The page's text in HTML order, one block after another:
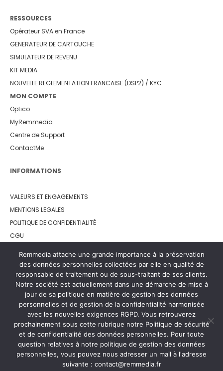
RESSOURCES
Opérateur SVA en France
GENERATEUR DE CARTOUCHE
SIMULATEUR DE REVENU
KIT MEDIA
NOUVELLE REGLEMENTATION FRANCAISE (DSP2) / KYC
MON COMPTE
Optico
MyRemmedia
Centre de Support
ContactMe
INFORMATIONS
VALEURS ET ENGAGEMENTS
MENTIONS LEGALES
POLITIQUE DE CONFIDENTIALITÉ
CGU
Remmedia attache une grande importance à la préservation
des données personnelles collectées par elle en qualité de
responsable de traitement ou de sous-traitant de ses clients.
Notre société est actuellement dans une démarche de mise à
jour de sa politique en matière de gestion des données
personnelles et de gestion de la confidentialité harmonisée
avec les nouvelles exigences RGPD. Vous retrouverez
prochainement sous cette rubrique notre Politique de sécurité
et de confidentialité des données personnelles. Pour toute
question relatives à notre politique de gestion des données
personnelles, vous pouvez nous adresser un mail à l'adresse
suivante : contact@remmedia.fr